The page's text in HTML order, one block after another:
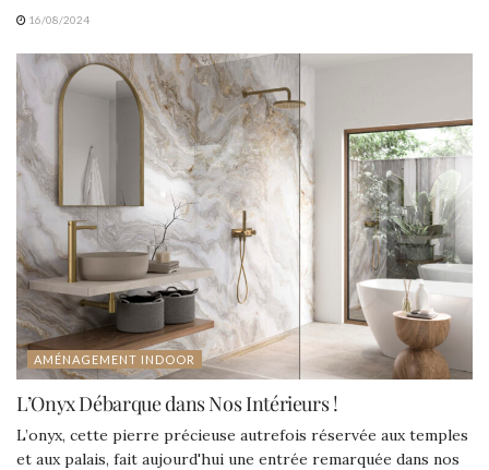
16/08/2024
AMÉNAGEMENT INDOOR
L’Onyx Débarque dans Nos Intérieurs !
L’onyx, cette pierre précieuse autrefois réservée aux temples
et aux palais, fait aujourd'hui une entrée remarquée dans nos